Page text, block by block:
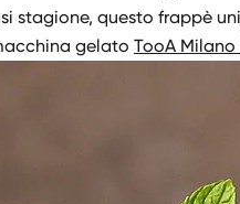
stagione, questo frappè
gelato TooA Milano